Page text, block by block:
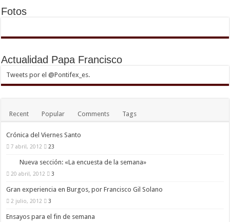
Fotos
Actualidad Papa Francisco
Tweets por el @Pontifex_es.
Recent Popular Comments Tags
Crónica del Viernes Santo
7 abril, 2012 23
Nueva sección: «La encuesta de la semana»
20 abril, 2012 3
Gran experiencia en Burgos, por Francisco Gil Solano
2 julio, 2012 3
Ensayos para el fin de semana